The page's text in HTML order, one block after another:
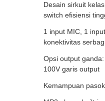
Desain sirkuit
switch efisiensi
1 input MIC, 1
konektivitas
Opsi output
100V garis output
Kemampuan